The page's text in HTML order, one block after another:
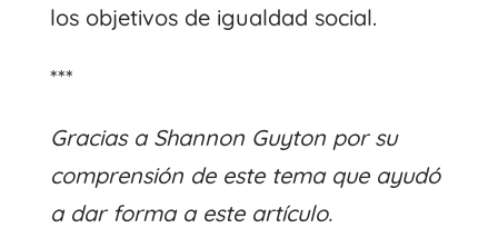
los objetivos de igualdad social.
***
Gracias a Shannon Guyton por su
comprensión de este tema que ayudó
a dar forma a este artículo.